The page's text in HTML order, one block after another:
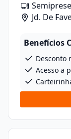
Jd. De
Benefícios
Desconto
Acesso a